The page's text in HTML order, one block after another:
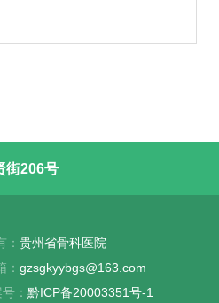
街206号
： 贵州省骨科医院
： gzsgkyybgs@163.com
： 黔ICP备20003351号-1